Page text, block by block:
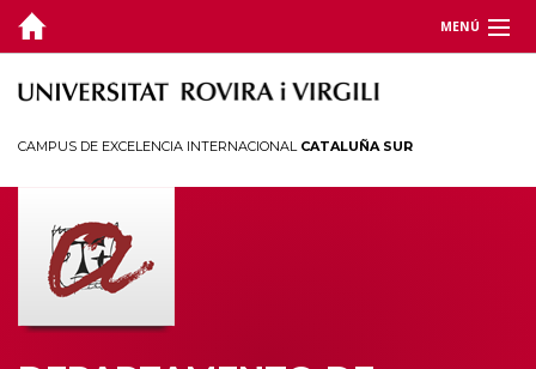
MENÚ
DEPARTAMENTO
INVESTIGACIÓN
JORNADAS Y CONGRESOS
TERRITORIO
CAMPUS DE EXCELENCIA INTERNACIONAL CATALUÑA SUR